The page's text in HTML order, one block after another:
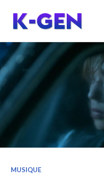
contenu
principal
K-GEN
MUSIQUE